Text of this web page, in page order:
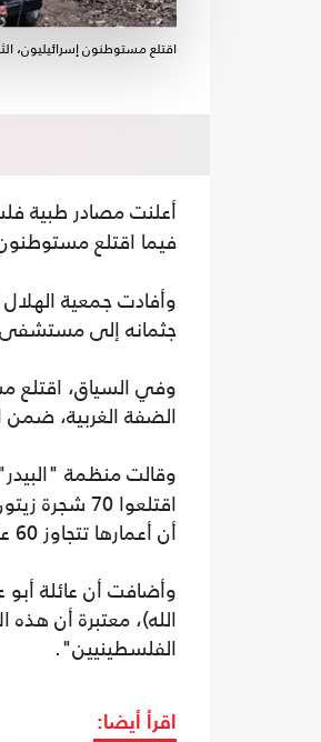
اقتلع مستوطنون إسرائيليون، الثلاثاء، 70 شجرة زيتون ولوز معمرة في بلدة
أعلنت مصادر طبية
فيما اقتلع مستوطنون 70 شجرة من بلدة ترمسعيا
جثمانه إلى
الضفة الغربية،
وقالت منظمة
اقتلعوا
أن أعمارها تتجاوز 60 عاما.
وأضافت أن عائلة
الله)، معتبرة أن
الفلسطينيين".
اقرأ أيضا: